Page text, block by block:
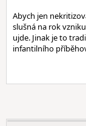
Abych jen
slušná na rok
ujde. Jinak je to
infantilního